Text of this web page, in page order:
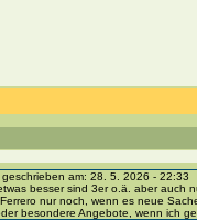
am: 28. 5. 2026 - 22:33
besser sind 3er o.ä. aber auch
nur noch, wenn es neue
besondere Angebote, wenn ich